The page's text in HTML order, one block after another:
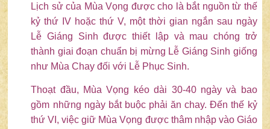
Lịch sử của Mùa Vọng được cho là bắt nguồn từ thế
kỷ thứ IV hoặc thứ V, một thời gian ngắn sau ngày
Lễ Giáng Sinh được thiết lập và mau chóng trở
thành giai đoạn chuẩn bị mừng Lễ Giáng Sinh giống
như Mùa Chay đối với Lễ Phục Sinh.
Thoạt đầu, Mùa Vọng kéo dài 30-40 ngày và bao
gồm những ngày bắt buộc phải ăn chay. Đến thế kỷ
thứ VI, việc giữ Mùa Vọng được thâm nhập vào Giáo